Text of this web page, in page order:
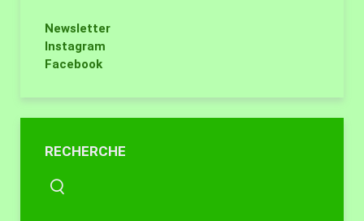
Newsletter
Instagram
Facebook
RECHERCHE